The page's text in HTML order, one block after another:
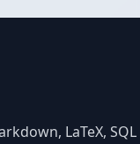
LaTeX, SQL